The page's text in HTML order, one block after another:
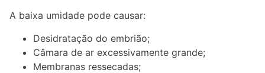
A baixa umidade pode causar:
Desidratação do embrião;
Câmara de ar excessivamente grande;
Membranas ressecadas;